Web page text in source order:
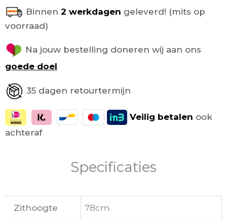
Binnen 2 werkdagen geleverd! (mits op
voorraad)
Na jouw bestelling doneren wij aan ons
goede doel
35 dagen retourtermijn
Veilig betalen ook
achteraf
Specificaties
Zithoogte 78cm